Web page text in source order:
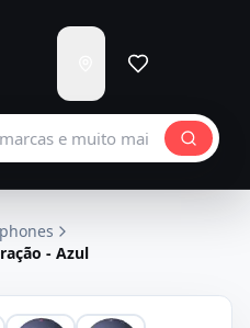
para
Carregando...
- Azul